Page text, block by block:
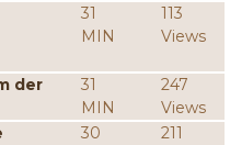
31
MIN
113
Views
der
31
MIN
247
Views
30
211